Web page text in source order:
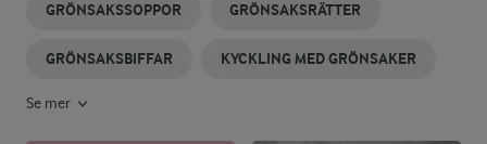
GRÖNSAKSSOPPOR GRÖNSAKSRÄTTER
GRÖNSAKSBIFFAR KYCKLING MED GRÖNSAKER
Se mer